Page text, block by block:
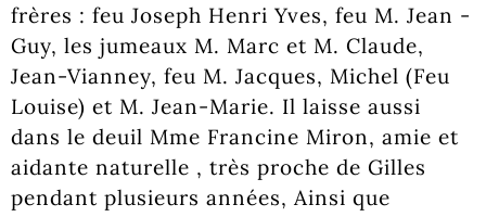
frères : feu Joseph Henri Yves, feu M. Jean -
Guy, les jumeaux M. Marc et M. Claude,
Jean-Vianney, feu M. Jacques, Michel (Feu
Louise) et M. Jean-Marie. Il laisse aussi
dans le deuil Mme Francine Miron, amie et
aidante naturelle , très proche de Gilles
pendant plusieurs années, Ainsi que